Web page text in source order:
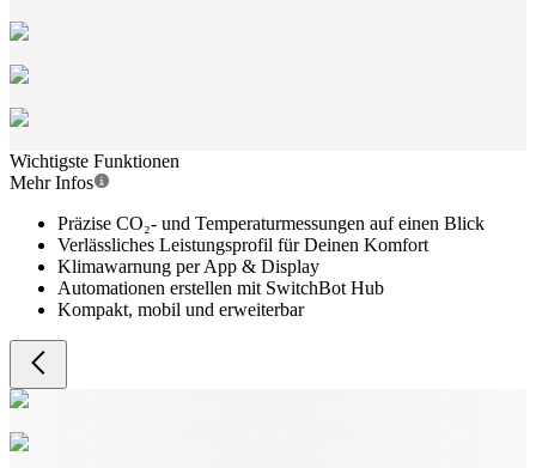
Wichtigste Funktionen
Mehr Infos
Präzise CO₂- und Temperaturmessungen auf einen Blick
Verlässliches Leistungsprofil für Deinen Komfort
Klimawarnung per App & Display
Automationen erstellen mit SwitchBot Hub
Kompakt, mobil und erweiterbar